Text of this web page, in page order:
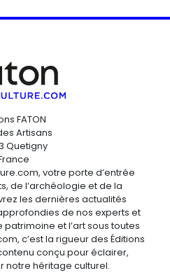
FATON
Artisans
Quetigny
votre porte d’entrée
de l’archéologie et de la
les dernières actualités
de nos experts et
et l’art sous toutes
c’est la rigueur des Éditions
conçu pour éclairer,
notre héritage culturel.